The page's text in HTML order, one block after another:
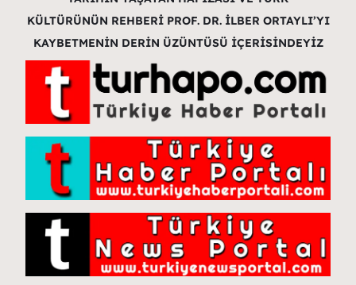
KÜLTÜRÜNÜN REHBERİ PROF. DR. İLBER ORTAYLI’YI
KAYBETMENİN DERİN ÜZÜNTÜSÜ İÇERİSİNDEYİZ